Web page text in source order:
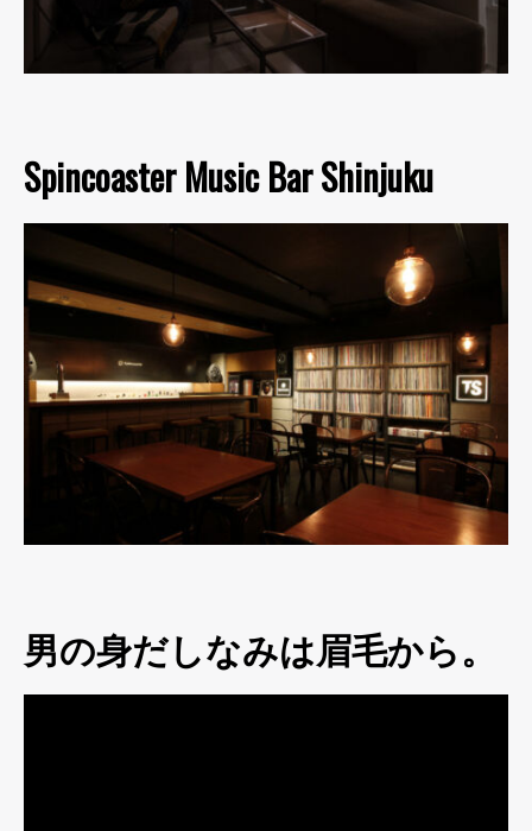
Spincoaster Music Bar Shinjuku
男の身だしなみは眉毛から。